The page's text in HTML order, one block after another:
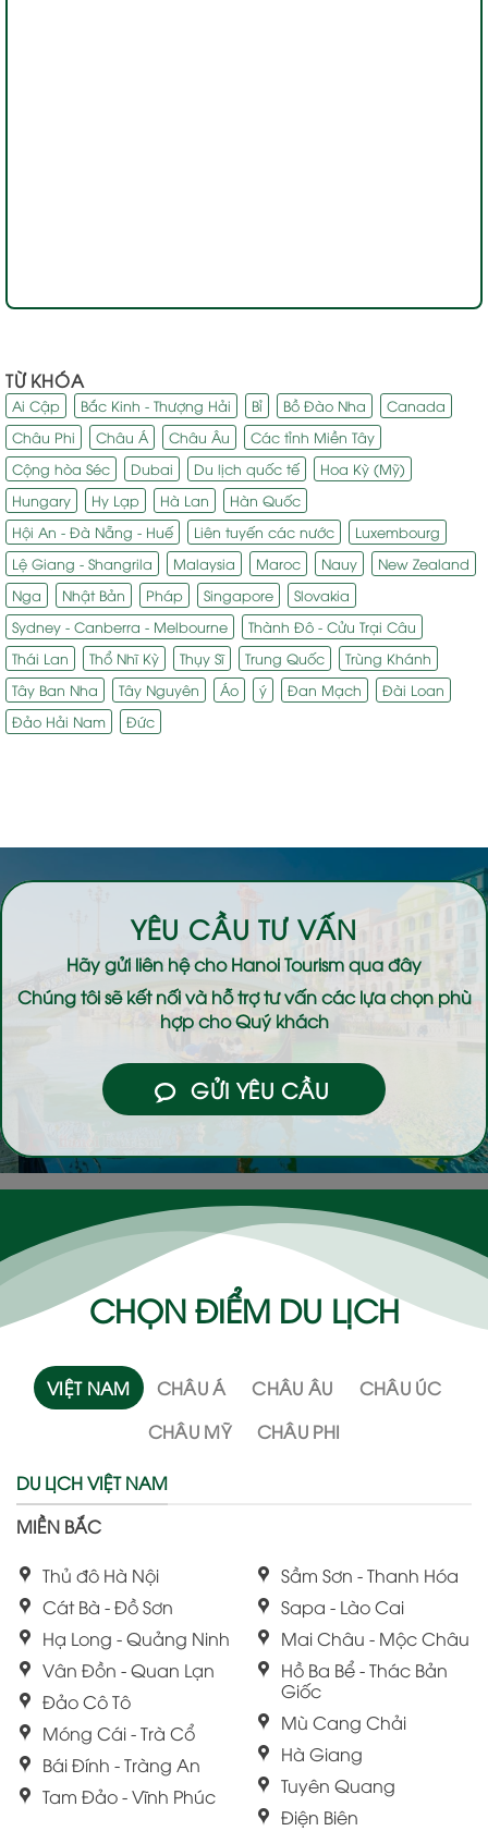
TỪ KHÓA
Ai Cập Bắc Kinh - Thượng Hải Bỉ Bồ Đào Nha
Canada
Châu Phi
Châu Á Châu Âu
Các tỉnh Miền Tây
Cộng hòa Séc
Dubai Du lịch quốc tế
Hoa Kỳ (Mỹ)
Hungary
Hy Lạp Hà Lan
Hàn Quốc
Hội An - Đà Nẵng - Huế
Liên tuyến các nước
Luxembourg
Lệ Giang - Shangrila
Malaysia Maroc Nauy
New Zealand
Nga
Nhật Bản Pháp Singapore
Slovakia
Sydney - Canberra - Melbourne
Thành Đô - Cửu Trại Câu
Thái Lan
Thổ Nhĩ Kỳ Thụy Sĩ Trung Quốc
Trùng Khánh
Tây Ban Nha
Tây Nguyên Áo ý Đan Mạch
Đài Loan
Đảo Hải Nam
Đức
YÊU CẦU TƯ VẤN
Hãy gửi liên hệ choHanoi Tourismqua đây
Chúng tôi sẽ kết nối và hỗ trợ tư vấn các lựa chọn phù
hợp cho Quý khách
GỬI YÊU CẦU
CHỌN ĐIỂM DU LỊCH
VIỆT NAM CHÂU Á CHÂU ÂU
CHÂU ÚC
CHÂU MỸ
CHÂU PHI
DU LỊCH VIỆT NAM
MIỀN BẮC
Thủ đô Hà Nội
Cát Bà - Đồ Sơn
Hạ Long - Quảng Ninh
Vân Đồn - Quan Lạn
Đảo Cô Tô
Móng Cái - Trà Cổ
Bái Đính - Tràng An
Tam Đảo - Vĩnh Phúc
Sầm Sơn - Thanh Hóa
Sapa - Lào Cai
Mai Châu - Mộc Châu
Hồ Ba Bể - Thác Bản
Giốc
Mù Cang Chải
Hà Giang
Tuyên Quang
Điện Biên